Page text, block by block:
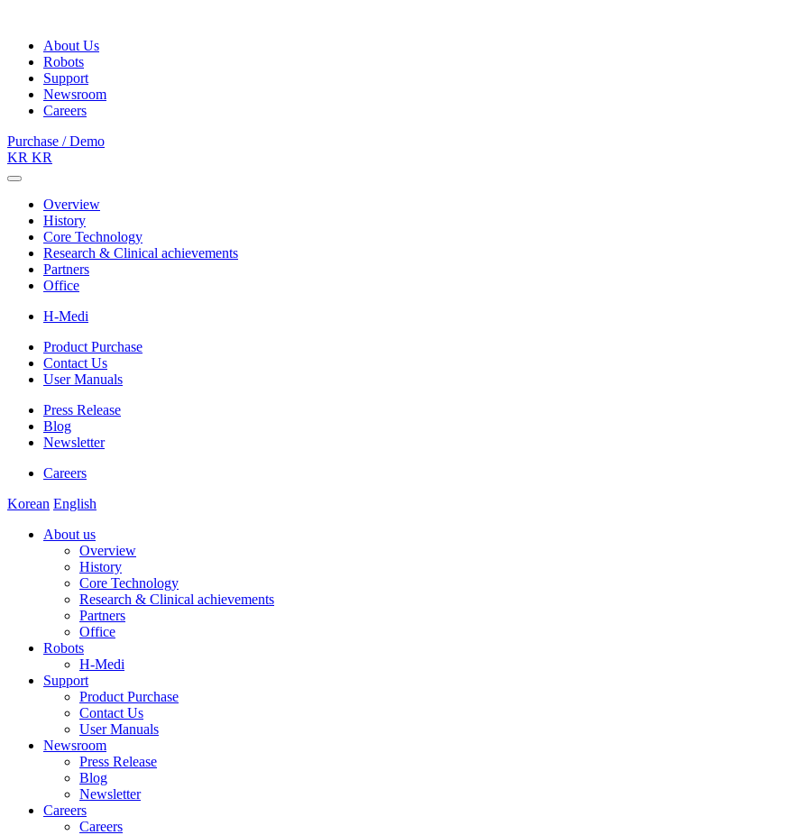
About Us
Robots
Support
Newsroom
Careers
Purchase / Demo
KR KR
Overview
History
Core Technology
Research & Clinical achievements
Partners
Office
H-Medi
Product Purchase
Contact Us
User Manuals
Press Release
Blog
Newsletter
Careers
Korean English
About us
Overview
History
Core Technology
Research & Clinical achievements
Partners
Office
Robots
H-Medi
Support
Product Purchase
Contact Us
User Manuals
Newsroom
Press Release
Blog
Newsletter
Careers
Careers